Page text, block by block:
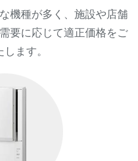
機種が多く、施設や店舗
要に応じて適正価格をご
ます。